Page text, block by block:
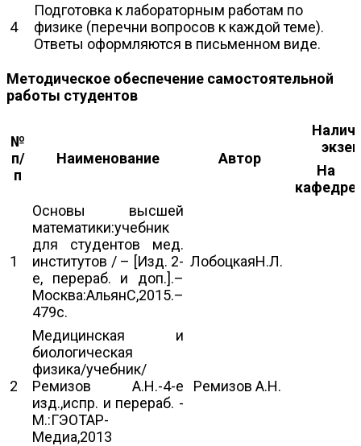
4
Подготовка к лабораторным работам по
физике (перечни вопросов к каждой теме).
Ответы оформляются в письменном виде.
Методическое обеспечение самостоятельной
работы студентов
№
п/
п
Наименование Автор
На
кафедре
1
Основы высшей
математики:учебник
для студентов мед.
институтов / – [Изд. 2-
е, перераб. и доп.].–
Москва:АльянС,2015.–
479с.
ЛобоцкаяН.Л.
2
Медицинская и
биологическая
физика/учебник/
Ремизов А.Н.-4-е
изд.,испр. и перераб. -
М.:ГЭОТАР-
Медиа,2013
Ремизов А.Н.